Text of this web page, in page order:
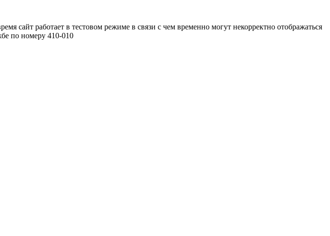
сайт работает в тестовом режиме в связи с чем временно могут некорректно отображаться
по номеру 410-010